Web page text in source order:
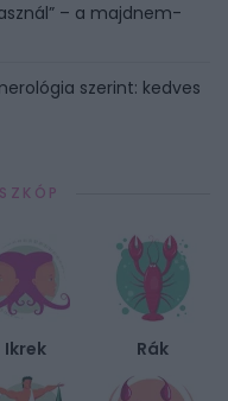
– a majdnem-
szerint: kedves
Ikrek Rák